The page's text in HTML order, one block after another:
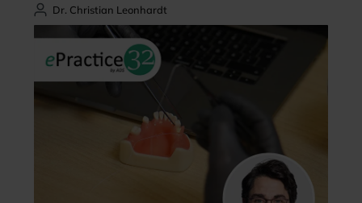
Dr. Christian Leonhardt